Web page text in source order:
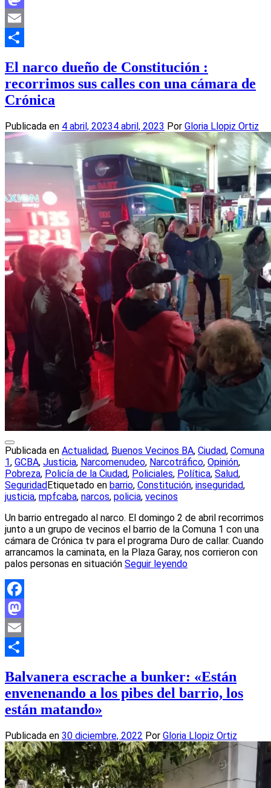
Mastodon
Email
El narco dueño de Constitución :
recorrimos sus calles con una cámara de
Crónica
Publicada en 4 abril, 20234 abril, 2023 Por Gloria Llopiz Ortiz
Publicada en Actualidad, Buenos Vecinos BA, Ciudad, Comuna
1, GCBA, Justicia, Narcomenudeo, Narcotráfico, Opinión,
Pobreza, Policía de la Ciudad, Policiales, Política, Salud,
Seguridad Etiquetado en barrio, Constitución, inseguridad,
justicia, mpfcaba, narcos, policia, vecinos
Un barrio entregado al narco. El domingo 2 de abril recorrimos
junto a un grupo de vecinos el barrio de la Comuna 1 con una
cámara de Crónica tv para el programa Duro de callar. Cuando
arrancamos la caminata, en la Plaza Garay, nos corrieron con
palos personas en situación Seguir leyendo
Facebook
Mastodon
Email
Balvanera escrache a bunker: «Están
envenenando a los pibes del barrio, los
están matando»
Publicada en 30 diciembre, 2022 Por Gloria Llopiz Ortiz